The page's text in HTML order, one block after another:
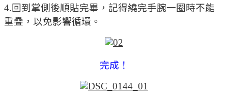
4.回到掌側後順貼完畢，記得繞完手腕一圈時不能
重疊，以免影響循環。
完成！